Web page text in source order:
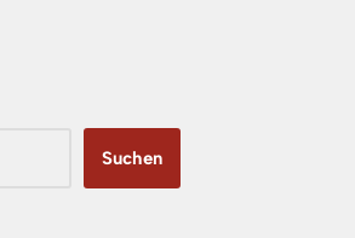
Suchen